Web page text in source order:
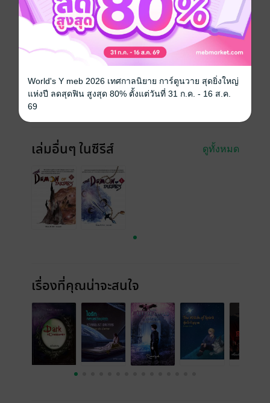
ซีรีส์ The Demon of Tartarus
ประเภทไฟล์ pdf, epub
ความยาว 413 หน้า (≈ 136,520 คำ)
เล่มอื่นๆ ในซีรีส์ ดูทั้งหมด
เรื่องที่คุณน่าจะสนใจ
World's Y meb 2026 เทศกาลนิยาย การ์ตูนวาย สุดยิ่งใหญ่
แห่งปี ลดสุดฟิน สูงสุด 80% ตั้งแต่วันที่ 31 ก.ค. - 16 ส.ค.
69